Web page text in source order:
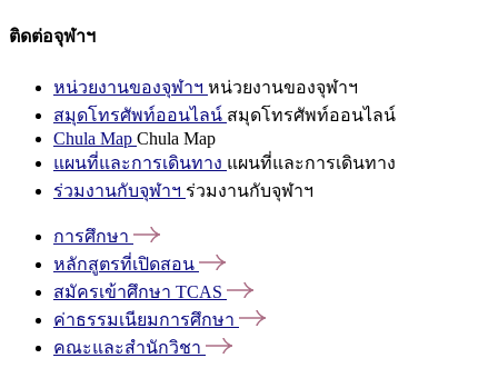
ติดต่อจุฬาฯ
หน่วยงานของจุฬาฯ หน่วยงานของจุฬาฯ
สมุดโทรศัพท์ออนไลน์ สมุดโทรศัพท์ออนไลน์
Chula Map Chula Map
แผนที่และการเดินทาง แผนที่และการเดินทาง
ร่วมงานกับจุฬาฯ ร่วมงานกับจุฬาฯ
การศึกษา
หลักสูตรที่เปิดสอน
สมัครเข้าศึกษา TCAS
ค่าธรรมเนียมการศึกษา
คณะและสำนักวิชา